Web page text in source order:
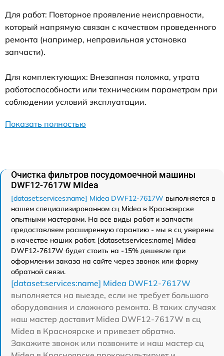
Для работ: Повторное проявление неисправности,
который напрямую связан с качеством проведенного
ремонта (например, неправильная установка
запчасти).
Для комплектующих: Внезапная поломка, утрата
работоспособности или техническим параметрам при
соблюдении условий эксплуатации.
Показать полностью
Очистка фильтров посудомоечной машины
DWF12-7617W Midea
[dataset:services:name] Midea DWF12-7617W выполняется в
нашем специализированном сц Midea в Красноярске
опытными мастерами. На все виды работ и запчасти
предоставляем расширенную гарантию - мы в сц уверены
в качестве наших работ. [dataset:services:name] Midea
DWF12-7617W будет стоить на -15% дешевле при
оформлении заказа на сайте через звонок или форму
обратной связи.
[dataset:services:name] Midea DWF12-7617W
выполняется на выезде, если не требует большого
оборудования и сложного ремонта. В таких случаях
наш мастер доставит Midea DWF12-7617W в сц
Midea в Красноярске и привезет обратно.
Закажите звонок или позвоните и наш мастер сц